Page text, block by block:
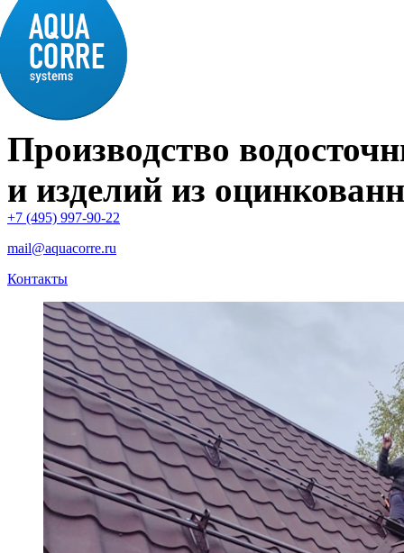
Производство
и изделий из
+7 (495) 997-90-22
mail@aquacorre.ru
Контакты